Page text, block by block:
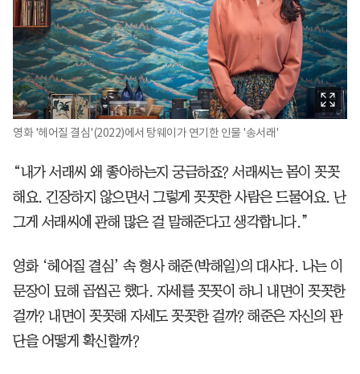
영화 '헤어질 결심'(2022)에서 탕웨이가 연기한 인물 '송서래'
“내가 서래씨 왜 좋아하는지 궁금하죠? 서래씨는 몸이 꼿꼿
해요. 긴장하지 않으면서 그렇게 꼿꼿한 사람은 드물어요. 난
그게 서래씨에 관해 많은 걸 말해준다고 생각합니다.”
영화 ‘헤어질 결심’ 속 형사 해준(박해일)의 대사다. 나는 이
문장이 묘해 곱씹곤 했다. 자세를 꼿꼿이 하니 내면이 꼿꼿한
걸까? 내면이 꼿꼿해 자세도 꼿꼿한 걸까? 해준은 자신의 판
단을 어떻게 확신할까?